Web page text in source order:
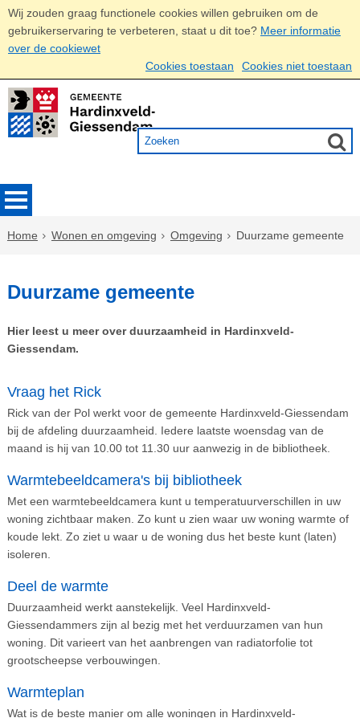
Wij zouden graag functionele cookies willen gebruiken om de
gebruikerservaring te verbeteren, staat u dit toe? Meer informatie
over de cookiewet
Cookies toestaan
Cookies niet toestaan
Home Wonen en omgeving Omgeving Duurzame gemeente
Duurzame gemeente
Hier leest u meer over duurzaamheid in Hardinxveld-
Giessendam.
Vraag het Rick
Rick van der Pol werkt voor de gemeente Hardinxveld-Giessendam
bij de afdeling duurzaamheid. Iedere laatste woensdag van de
maand is hij van 10.00 tot 11.30 uur aanwezig in de bibliotheek.
Warmtebeeldcamera's bij bibliotheek
Met een warmtebeeldcamera kunt u temperatuurverschillen in uw
woning zichtbaar maken. Zo kunt u zien waar uw woning warmte of
koude lekt. Zo ziet u waar u de woning dus het beste kunt (laten)
isoleren.
Deel de warmte
Duurzaamheid werkt aanstekelijk. Veel Hardinxveld-
Giessendammers zijn al bezig met het verduurzamen van hun
woning. Dit varieert van het aanbrengen van radiatorfolie tot
grootscheepse verbouwingen.
Warmteplan
Wat is de beste manier om alle woningen in Hardinxveld-